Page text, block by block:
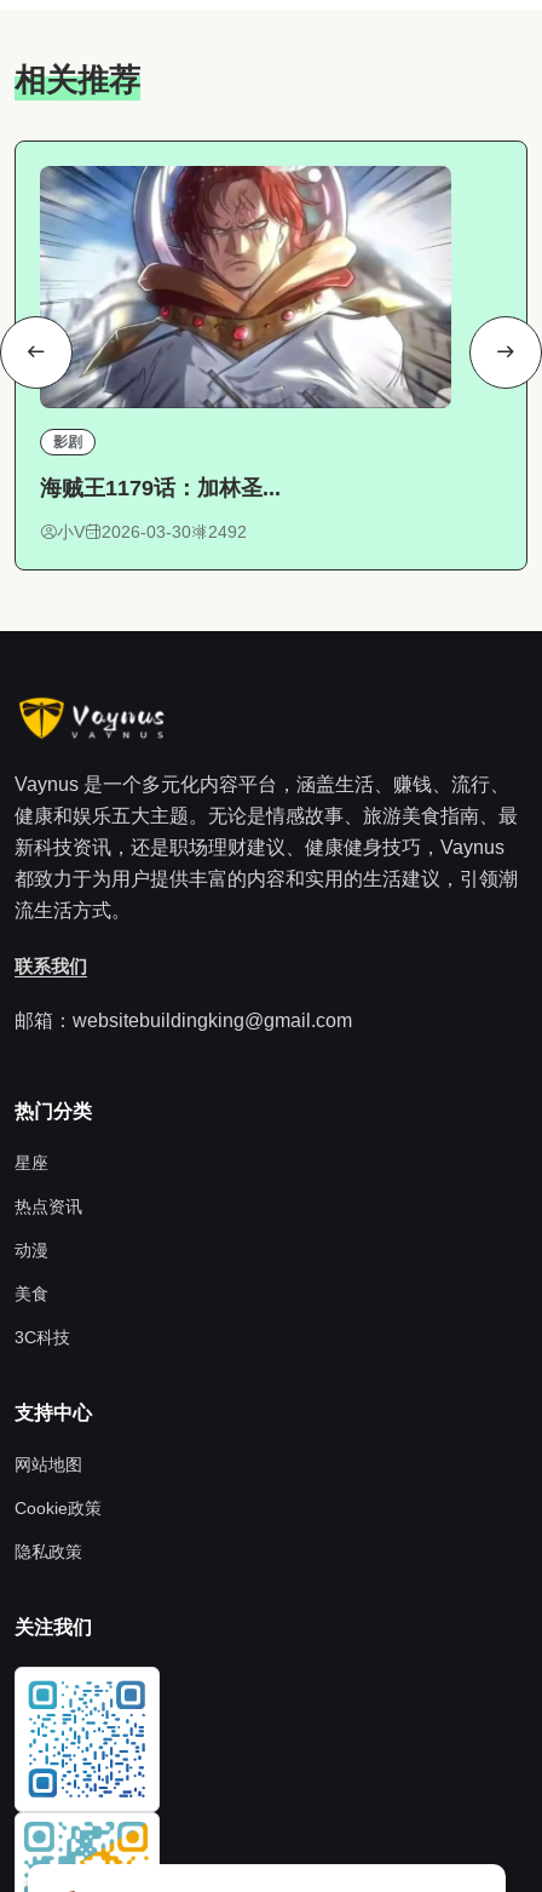
相关推荐
影剧
海贼王1179话：加林圣...
小V 2026-03-30 2492
Vaynus 是一个多元化内容平台，涵盖生活、赚钱、流行、
健康和娱乐五大主题。无论是情感故事、旅游美食指南、最
新科技资讯，还是职场理财建议、健康健身技巧，Vaynus
都致力于为用户提供丰富的内容和实用的生活建议，引领潮
流生活方式。
联系我们
邮箱：websitebuildingking@gmail.com
热门分类
星座
热点资讯
动漫
美食
3C科技
支持中心
网站地图
Cookie政策
隐私政策
关注我们